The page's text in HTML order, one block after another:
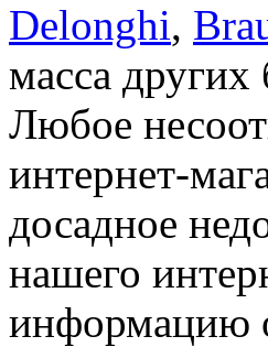
Delonghi,
масса других
Любое
интернет-
досадное
нашего
информацию